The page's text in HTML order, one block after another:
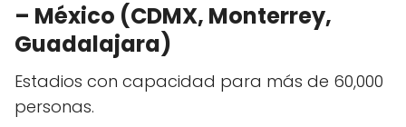
– México (CDMX, Monterrey,
Guadalajara)
Estadios con capacidad para más de 60,000
personas.